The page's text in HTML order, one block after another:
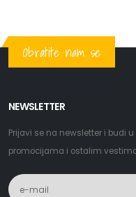
Obratite nam se
NEWSLETTER
Prijavi se na newsletter i budi
promocijama i ostalim